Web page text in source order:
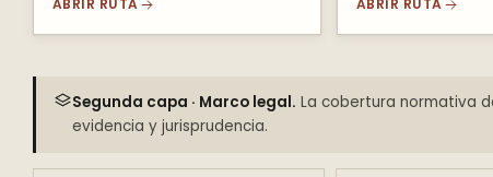
ABRIR RUTA ABRIR RUTA
Segunda capa · Marco legal. La cobertura normativa
evidencia y jurisprudencia.